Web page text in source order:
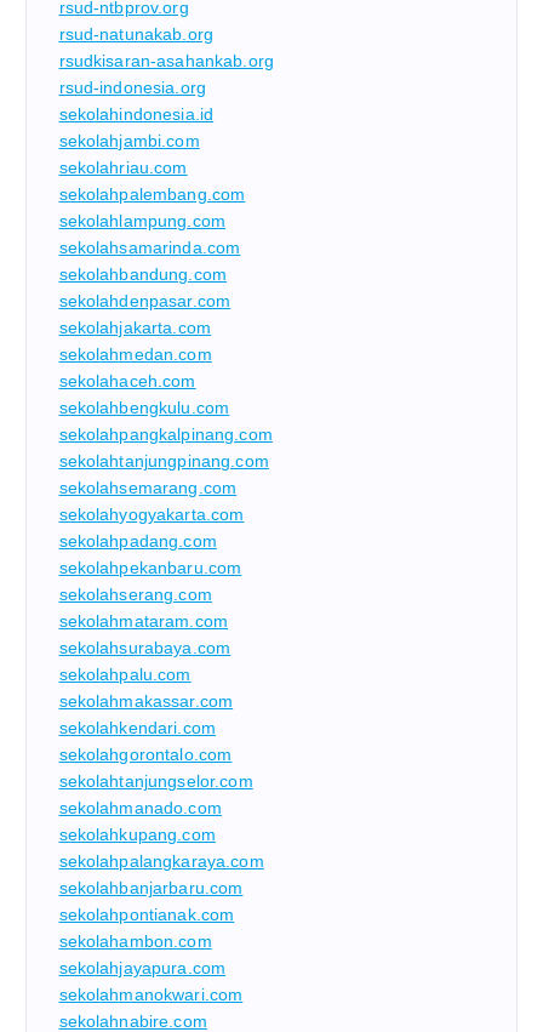
rsud-ntbprov.org
rsud-natunakab.org
rsudkisaran-asahankab.org
rsud-indonesia.org
sekolahindonesia.id
sekolahjambi.com
sekolahriau.com
sekolahpalembang.com
sekolahlampung.com
sekolahsamarinda.com
sekolahbandung.com
sekolahdenpasar.com
sekolahjakarta.com
sekolahmedan.com
sekolahaceh.com
sekolahbengkulu.com
sekolahpangkalpinang.com
sekolahtanjungpinang.com
sekolahsemarang.com
sekolahyogyakarta.com
sekolahpadang.com
sekolahpekanbaru.com
sekolahserang.com
sekolahmataram.com
sekolahsurabaya.com
sekolahpalu.com
sekolahmakassar.com
sekolahkendari.com
sekolahgorontalo.com
sekolahtanjungselor.com
sekolahmanado.com
sekolahkupang.com
sekolahpalangkaraya.com
sekolahbanjarbaru.com
sekolahpontianak.com
sekolahambon.com
sekolahjayapura.com
sekolahmanokwari.com
sekolahnabire.com